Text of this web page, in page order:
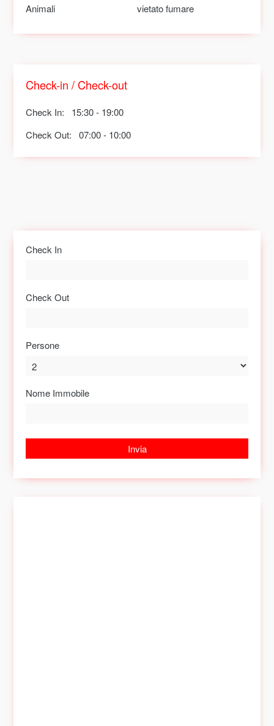
Animali vietato fumare
Check-in / Check-out
Check In:
15:30 - 19:00
Check Out:
07:00 - 10:00
Check In
Check Out
Persone
Nome Immobile
Invia